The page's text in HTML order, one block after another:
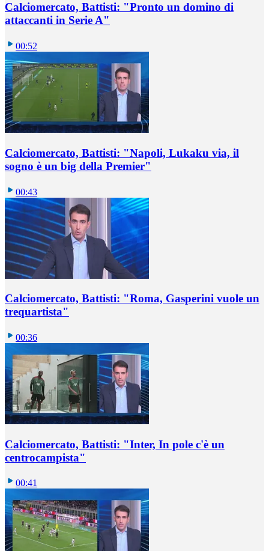
Calciomercato, Battisti: "Pronto un domino di
attaccanti in Serie A"
00:52
Calciomercato, Battisti: "Napoli, Lukaku via, il
sogno è un big della Premier"
00:43
Calciomercato, Battisti: "Roma, Gasperini vuole un
trequartista"
00:36
Calciomercato, Battisti: "Inter, In pole c'è un
centrocampista"
00:41